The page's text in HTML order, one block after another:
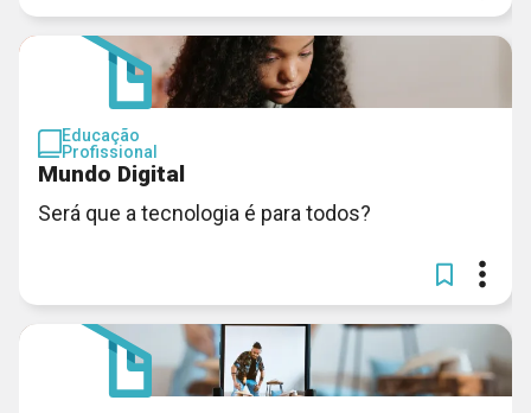
Educação
Profissional
Mundo Digital
Será que a tecnologia é para todos?